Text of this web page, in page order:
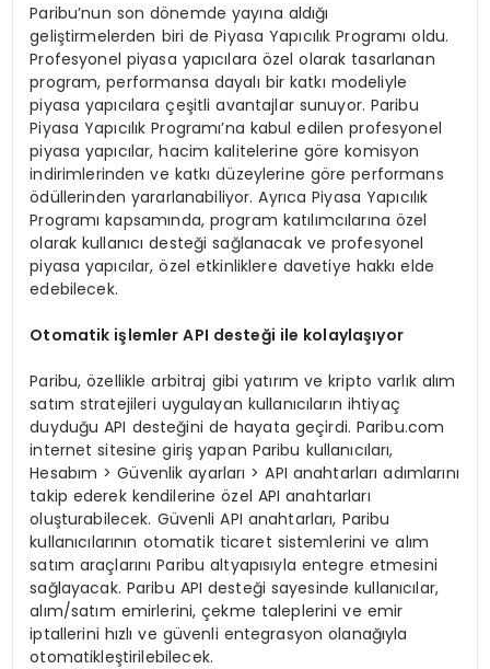
Paribu’nun son dönemde yayına aldığı
geliştirmelerden biri de Piyasa Yapıcılık Programı oldu.
Profesyonel piyasa yapıcılara özel olarak tasarlanan
program, performansa dayalı bir katkı modeliyle
piyasa yapıcılara çeşitli avantajlar sunuyor. Paribu
Piyasa Yapıcılık Programı’na kabul edilen profesyonel
piyasa yapıcılar, hacim kalitelerine göre komisyon
indirimlerinden ve katkı düzeylerine göre performans
ödüllerinden yararlanabiliyor. Ayrıca Piyasa Yapıcılık
Programı kapsamında, program katılımcılarına özel
olarak kullanıcı desteği sağlanacak ve profesyonel
piyasa yapıcılar, özel etkinliklere davetiye hakkı elde
edebilecek.
Otomatik işlemler API desteği ile kolaylaşıyor
Paribu, özellikle arbitraj gibi yatırım ve kripto varlık alım
satım stratejileri uygulayan kullanıcıların ihtiyaç
duyduğu API desteğini de hayata geçirdi. Paribu.com
internet sitesine giriş yapan Paribu kullanıcıları,
Hesabım > Güvenlik ayarları > API anahtarları adımlarını
takip ederek kendilerine özel API anahtarları
oluşturabilecek. Güvenli API anahtarları, Paribu
kullanıcılarının otomatik ticaret sistemlerini ve alım
satım araçlarını Paribu altyapısıyla entegre etmesini
sağlayacak. Paribu API desteği sayesinde kullanıcılar,
alım/satım emirlerini, çekme taleplerini ve emir
iptallerini hızlı ve güvenli entegrasyon olanağıyla
otomatikleştirilebilecek.